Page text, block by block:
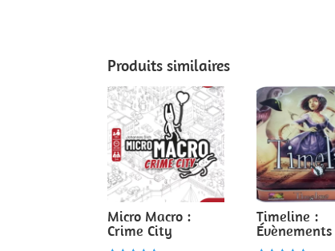
Produits similaires
Micro Macro :
Crime City
Timeline :
Évènements